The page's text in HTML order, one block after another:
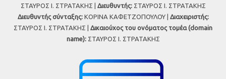
ΣΤΑΥΡΟΣ Ι. ΣΤΡΑΤΑΚΗΣ | Διευθυντής:ΣΤΑΥΡΟΣ Ι. ΣΤΡΑΤΑΚΗΣ
Διευθυντής σύνταξης:ΚΟΡΙΝΑ ΚΑΦΕΤΖΟΠΟΥΛΟΥ | Διαχειριστής:
ΣΤΑΥΡΟΣ Ι. ΣΤΡΑΤΑΚΗΣ | Δικαιούχος του ονόματος τομέα (domain
name):ΣΤΑΥΡΟΣ Ι. ΣΤΡΑΤΑΚΗΣ